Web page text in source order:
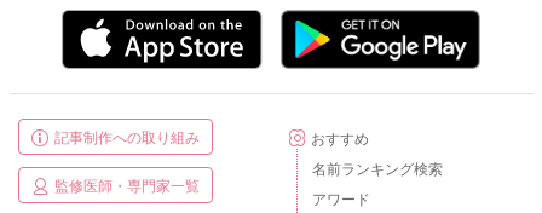
記事制作への取り組み
監修医師・専門家一覧
おすすめ
名前ランキング検索
アワード